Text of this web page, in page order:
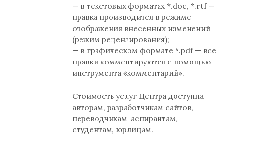
— в текстовых форматах *.doc, *.rtf —
правка производится в режиме
отображения внесенных изменений
(режим рецензирования);
— в графическом формате *.pdf — все
правки комментируются с помощью
инструмента «комментарий».
Стоимость услуг Центра доступна
авторам, разработчикам сайтов,
переводчикам, аспирантам,
студентам, юрлицам.